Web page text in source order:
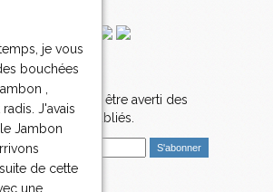
je vous
bouchées
,
J'avais
Jambon
de cette
une
vous pour être averti des
articles publiés.